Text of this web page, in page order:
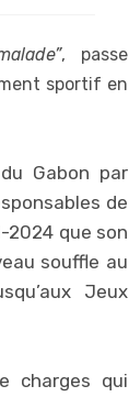
, passe
sportif en
Gabon par
de
2024 que son
souffle au
Jeux
charges qui